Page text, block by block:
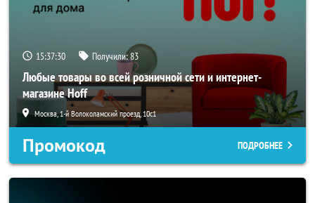
15:37:30 Получили:83
Любые товары во всей розничной сети и интернет-
магазине Hoff
Москва, 1-й Волоколамский проезд, 10с1
Промокод ПОДРОБНЕЕ